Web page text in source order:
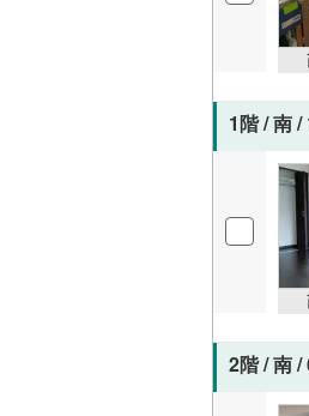
1階 / 南
2階 / 南